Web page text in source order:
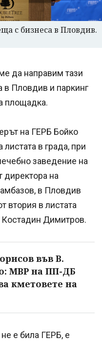
с бизнеса в Пловдив.
да направим тази
в Пловдив и паркинг
площадка.
на ГЕРБ Бойко
в града, при
заведение на
на
в Пловдив
втория в листата
Костадин Димитров.
във В.
МВР на ПП-ДБ
кметовете на
е била ГЕРБ, е